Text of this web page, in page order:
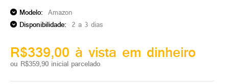
Modelo: Amazon
Disponibilidade: 2 a 3 dias
R$339,00 à vista em dinheiro
ou R$359,90 inicial parcelado